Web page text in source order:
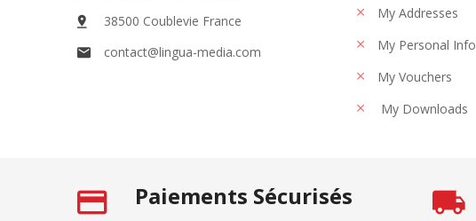
38500 Coublevie France
contact@lingua-media.com
My Addresses
My Personal Info
My Vouchers
My Downloads
Paiements Sécurisés